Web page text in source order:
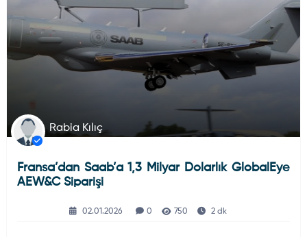
Rabia Kılıç
Fransa’dan Saab’a 1,3 Milyar Dolarlık GlobalEye
AEW&C Siparişi
02.01.2026 0 750 2 dk